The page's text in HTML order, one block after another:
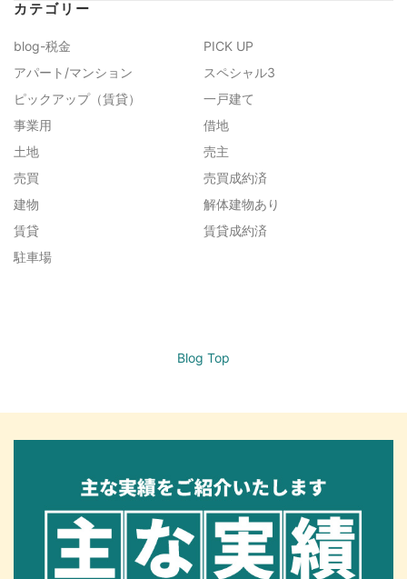
カテゴリー
blog-税金
PICK UP
アパート/マンション
スペシャル3
ピックアップ（賃貸）
一戸建て
事業用
借地
土地
売主
売買
売買成約済
建物
解体建物あり
賃貸
賃貸成約済
駐車場
Blog Top